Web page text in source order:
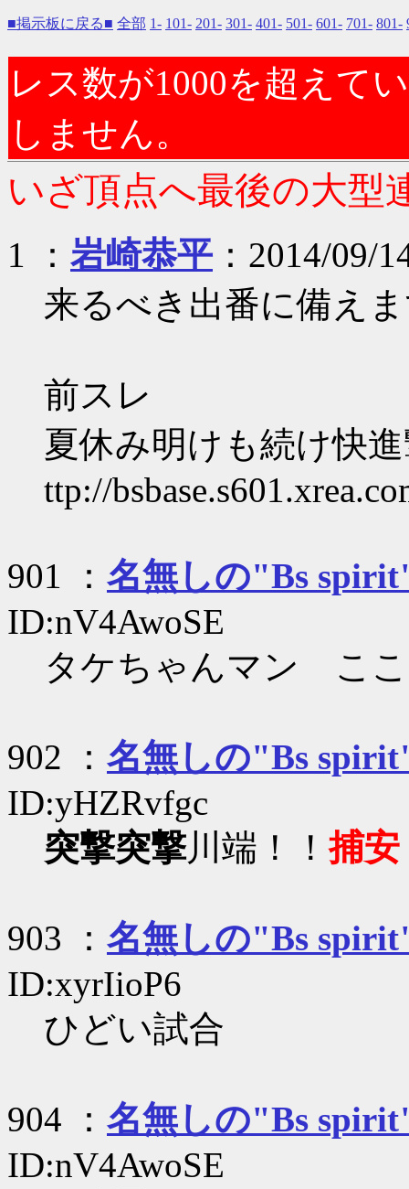
■掲示板に戻る■ 全部 1- 101- 201- 301- 401- 501- 601- 701- 801-
レス数が1000を超えて
しません。
いざ頂点へ最後の大型
1 ： 岩崎恭平 ：2014/09/
来るべき出番に備え
前スレ
夏休み明けも続け快
ttp://
901 ： 名無しの"Bs
ID:nV4AwoSE
タケちゃんマン こ
902 ： 名無しの"Bs
ID:yHZRvfgc
突撃突撃川端！！捕安
903 ： 名無しの"Bs
ID:xyrIioP6
ひどい試合
904 ： 名無しの"Bs
ID:nV4AwoSE